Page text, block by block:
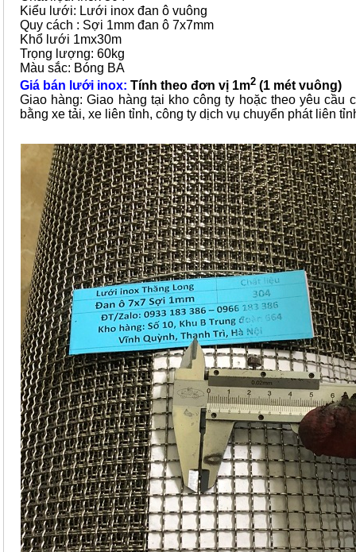
Kiểu lưới: Lưới inox đan ô vuông
Quy cách : Sợi 1mm đan ô 7x7mm
Khổ lưới 1mx30m
Trọng lượng: 60kg
Màu sắc: Bóng BA
Giá bán lưới inox: Tính theo đơn vị 1m2 (1 mét vuông)
Giao hàng: Giao hàng tại kho công ty hoặc theo yêu cầu
bằng xe tải, xe liên tỉnh, công ty dịch vụ chuyển phát liên